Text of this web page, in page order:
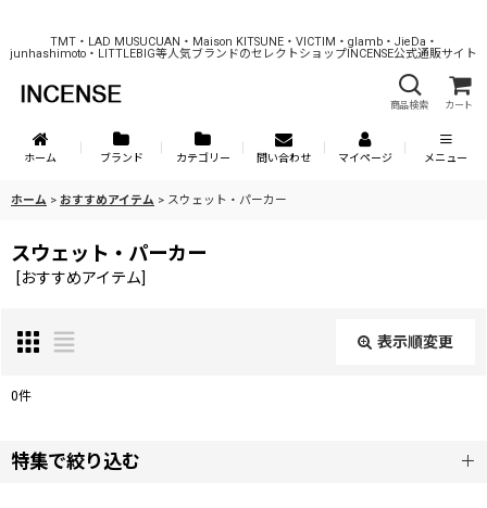
TMT・LAD MUSUCUAN・Maison KITSUNE・VICTIM・glamb・JieDa・
junhashimoto・LITTLEBIG等人気ブランドのセレクトショップINCENSE公式通販サイト
商品検索 カート
ホーム ブランド カテゴリー 問い合わせ マイページ メニュー
ホーム > おすすめアイテム > スウェット・パーカー
スウェット・パーカー
[おすすめアイテム]
表示順変更
0件
特集で絞り込む